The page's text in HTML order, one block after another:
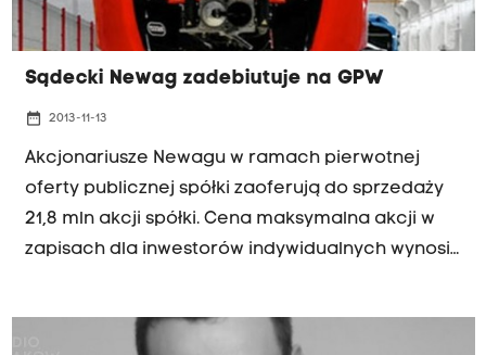
Sądecki Newag zadebiutuje na GPW
date_range 2013-11-13
Akcjonariusze Newagu w ramach pierwotnej
oferty publicznej spółki zaoferują do sprzedaży
21,8 mln akcji spółki. Cena maksymalna akcji w
zapisach dla inwestorów indywidualnych wynosi